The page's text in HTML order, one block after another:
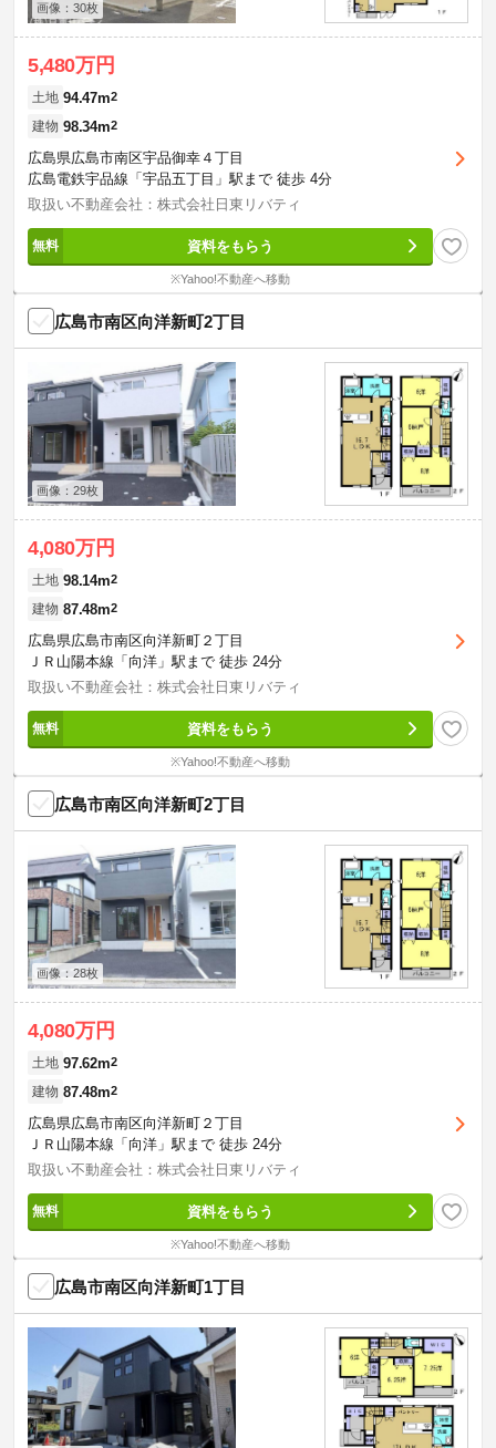
画像：30枚
5,480万円
土地 94.47m2
建物 98.34m2
広島県広島市南区宇品御幸４丁目
広島電鉄宇品線「宇品五丁目」駅まで 徒歩 4分
取扱い不動産会社：株式会社日東リバティ
資料をもらう
※Yahoo!不動産へ移動
広島市南区向洋新町2丁目
画像：29枚
4,080万円
土地 98.14m2
建物 87.48m2
広島県広島市南区向洋新町２丁目
ＪＲ山陽本線「向洋」駅まで 徒歩 24分
取扱い不動産会社：株式会社日東リバティ
資料をもらう
※Yahoo!不動産へ移動
広島市南区向洋新町2丁目
画像：28枚
4,080万円
土地 97.62m2
建物 87.48m2
広島県広島市南区向洋新町２丁目
ＪＲ山陽本線「向洋」駅まで 徒歩 24分
取扱い不動産会社：株式会社日東リバティ
資料をもらう
※Yahoo!不動産へ移動
広島市南区向洋新町1丁目